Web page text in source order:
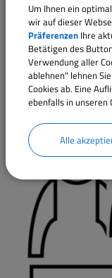
Um Ihnen ein
wir auf dieser
Präferenzen Ihre
Betätigen des
Verwendung aller
ablehnen" lehnen
Cookies ab. Eine
ebenfalls in unseren
Alle